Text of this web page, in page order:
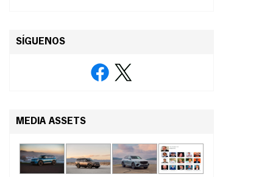
SÍGUENOS
MEDIA ASSETS